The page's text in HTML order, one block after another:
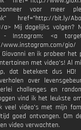
voor meer
href="http://bit.ly/
a> Mij dagelijks volgen?
Instagram: <a
www.instagram.com/
en ik probeer het
met video's! Al
dat betekent dus HD!
over
challenges en
vind ik het leukste
veel video's met mijn
goed ontvangen. Om
video verwachten.